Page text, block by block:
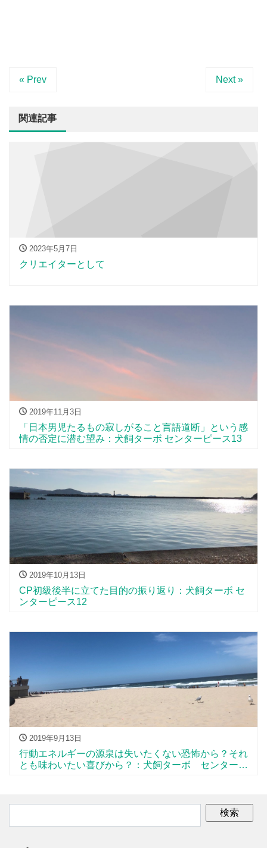
« Prev Next »
関連記事
2023年5月7日
クリエイターとして
2019年11月3日
「日本男児たるもの寂しがること言語道断」という感
情の否定に潜む望み：犬飼ターボ センターピース13
2019年10月13日
CP初級後半に立てた目的の振り返り：犬飼ターボ セ
ンターピース12
2019年9月13日
行動エネルギーの源泉は失いたくない恐怖から？それ
とも味わいたい喜びから？：犬飼ターボ センターピ